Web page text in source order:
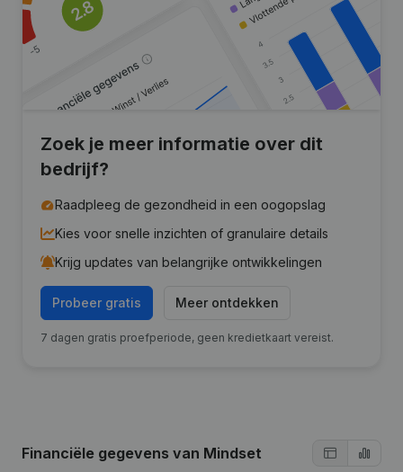
Zoek je meer informatie over dit
bedrijf?
Raadpleeg de gezondheid in een oogopslag
Kies voor snelle inzichten of granulaire details
Krijg updates van belangrijke ontwikkelingen
Probeer gratis Meer ontdekken
7 dagen gratis proefperiode, geen kredietkaart vereist.
Financiële gegevens van Mindset